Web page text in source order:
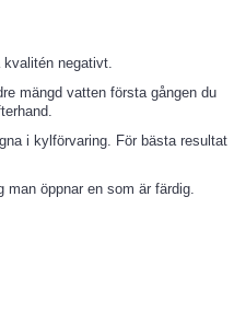
negativt.
mängd vatten första gången du
i kylförvaring. För bästa resultat
öppnar en som är färdig.